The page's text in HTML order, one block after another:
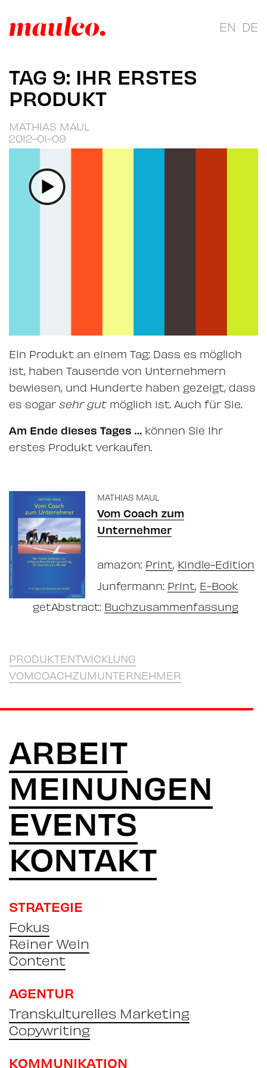
EN DE
TAG 9: IHR ERSTES
PRODUKT
MATHIAS MAUL
2012-01-09
Ein Produkt an einem Tag: Dass es möglich
ist, haben Tausende von Unternehmern
bewiesen, und Hunderte haben gezeigt, dass
es sogar sehr gutmöglich ist. Auch für Sie.
Am Ende dieses Tages … können Sie Ihr
erstes Produkt verkaufen.
MATHIAS MAUL
Vom Coach zum
Unternehmer
amazon: Print, Kindle-Edition
Junfermann: Print, E-Book
getAbstract: Buchzusammenfassung
PRODUKTENTWICKLUNG
VOMCOACHZUMUNTERNEHMER
ARBEIT
MEINUNGEN
EVENTS
KONTAKT
STRATEGIE
Fokus
Reiner Wein
Content
AGENTUR
Transkulturelles Marketing
Copywriting
KOMMUNIKATION